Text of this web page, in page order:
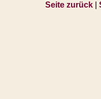
Seite zurück|